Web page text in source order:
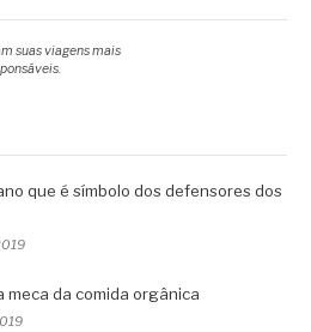
suas viagens mais
que é símbolo dos defensores dos
meca da comida orgânica